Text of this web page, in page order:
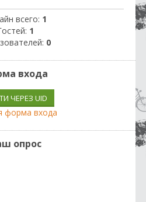
всего: 1
1
0
входа
ЧЕРЕЗ UID
форма входа
опрос